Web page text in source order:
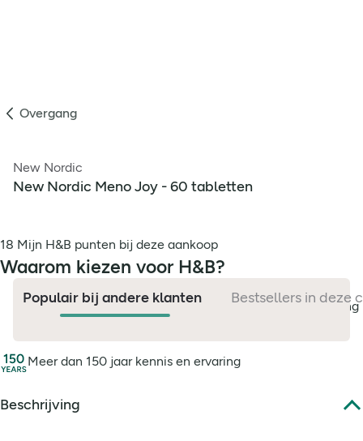
Overgang
New Nordic
New Nordic Meno Joy - 60 tabletten
18 Mijn H&B punten bij deze aankoop
Waarom kiezen voor H&B?
Breed assortiment in gezondheid & natuurlijke verzorging
Meer dan 150 jaar kennis en ervaring
Beschrijving
Populair bij andere klanten Bestsellers in deze